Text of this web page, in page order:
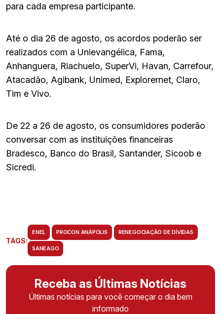
para cada empresa participante.
Até o dia 26 de agosto, os acordos poderão ser
realizados com a Unievangélica, Fama,
Anhanguera, Riachuelo, SuperVi, Havan, Carrefour,
Atacadão, Agibank, Unimed, Explorernet, Claro,
Tim e Vivo.
De 22 a 26 de agosto, os consumidores poderão
conversar com as instituições financeiras
Bradesco, Banco do Brasil, Santander, Sicoob e
Sicredi.
TAGS:
ENEL PROCON ANÁPOLIS RENEGOCIAÇÃO DE DÍVIDAS
SANEAGO
Receba as Últimas Notícias
Últimas notícias para você começar o dia bem
informado